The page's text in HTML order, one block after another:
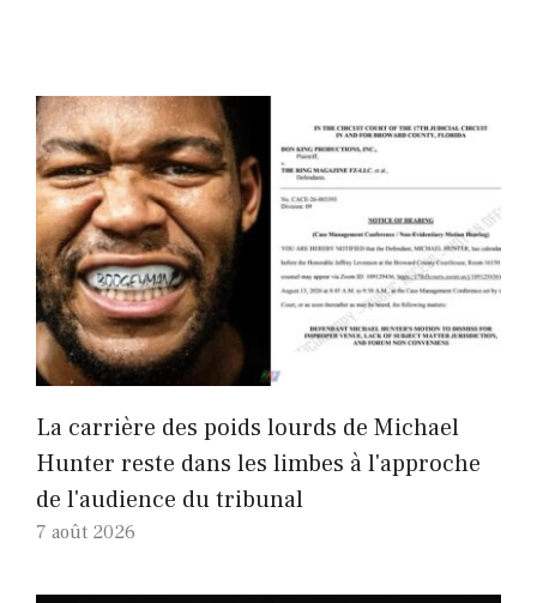
La carrière des poids lourds de Michael
Hunter reste dans les limbes à l'approche
de l'audience du tribunal
7 août 2026